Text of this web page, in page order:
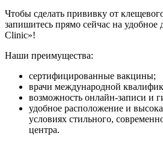
Чтобы сделать прививку от
запишитесь прямо сейчас на удобное
Clinic»!
Наши преимущества:
сертифицированные вакцины;
врачи международной
возможность онлайн-записи и
удобное расположение и
условиях стильного,
центра.